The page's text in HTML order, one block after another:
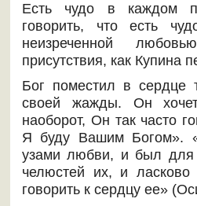
Есть чудо в каждом
говорить, что есть
неизреченной
присутствия, как Купина
Бог поместил в сердце
своей жажды. Он
наоборот, Он так часто
Я буду Вашим Богом».
узами любви, и был
челюстей их, и
говорить к сердцу ее»